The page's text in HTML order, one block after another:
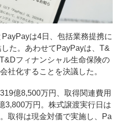
は4日、包括業務提携に
た。あわせてPayPayは、T&
フィナンシャル生命保険の
社化することを決議した。
億8,500万円、取得関連費用
3,800万円。株式譲渡実行日は
取得は現金対価で実施し、Pa